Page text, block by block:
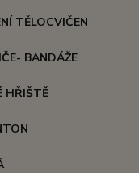
TĚLOCVIČEN
BANDÁŽE
HŘIŠTĚ